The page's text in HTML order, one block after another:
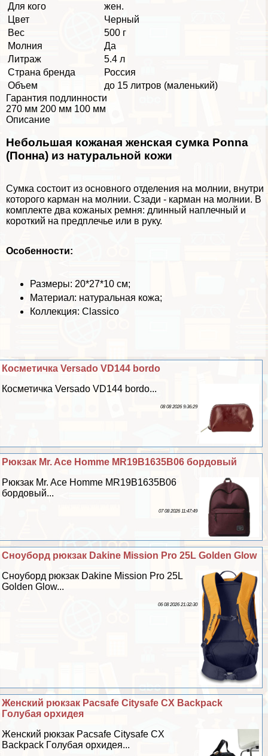
Для кого
жен.
Цвет
Черный
Вес
500 г
Молния
Да
Литраж
5.4 л
Страна бренда
Россия
Объем
до 15 литров (маленький)
Гарантия подлинности
270 мм 200 мм 100 мм
Описание
Небольшая кожаная женская сумка Ponna
(Понна) из натуральной кожи
Сумка состоит из основного отделения на молнии, внутри
которого карман на молнии. Сзади - карман на молнии. В
комплекте два кожаных ремня: длинный наплечный и
короткий на предплечье или в руку.
Особенности:
Размеры: 20*27*10 см;
Материал: натуральная кожа;
Коллекция: Classico
Косметичка Versado VD144 bordo
Косметичка Versado VD144 bordo...
08 08 2026 9:36:29
Рюкзак Mr. Ace Homme MR19B1635B06 бордовый
Рюкзак Mr. Ace Homme MR19B1635B06
бордовый...
07 08 2026 11:47:49
Сноуборд рюкзак Dakine Mission Pro 25L Golden Glow
Сноуборд рюкзак Dakine Mission Pro 25L
Golden Glow...
06 08 2026 21:32:30
Женский рюкзак Pacsafe Citysafe CX Backpack
Гoлyбая орхидея
Женский рюкзак Pacsafe Citysafe CX
Backpack Гoлyбая орхидея...